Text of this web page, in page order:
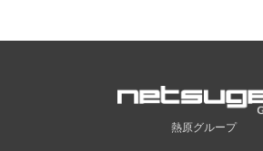
熱原グループ